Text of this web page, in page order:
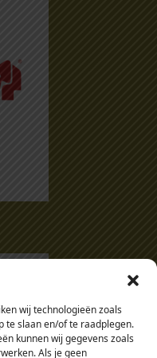
wij technologieën zoals
te slaan en/of te raadplegen.
kunnen wij gegevens zoals
Als je geen